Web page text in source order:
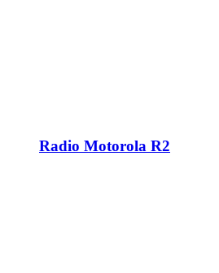
Radio Motorola R2